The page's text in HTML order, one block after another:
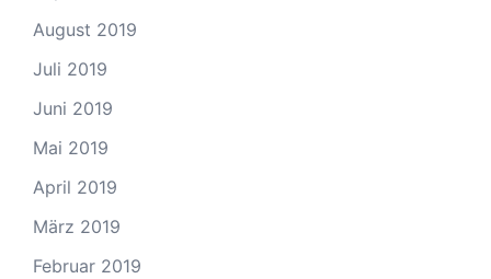
August 2019
Juli 2019
Juni 2019
Mai 2019
April 2019
März 2019
Februar 2019